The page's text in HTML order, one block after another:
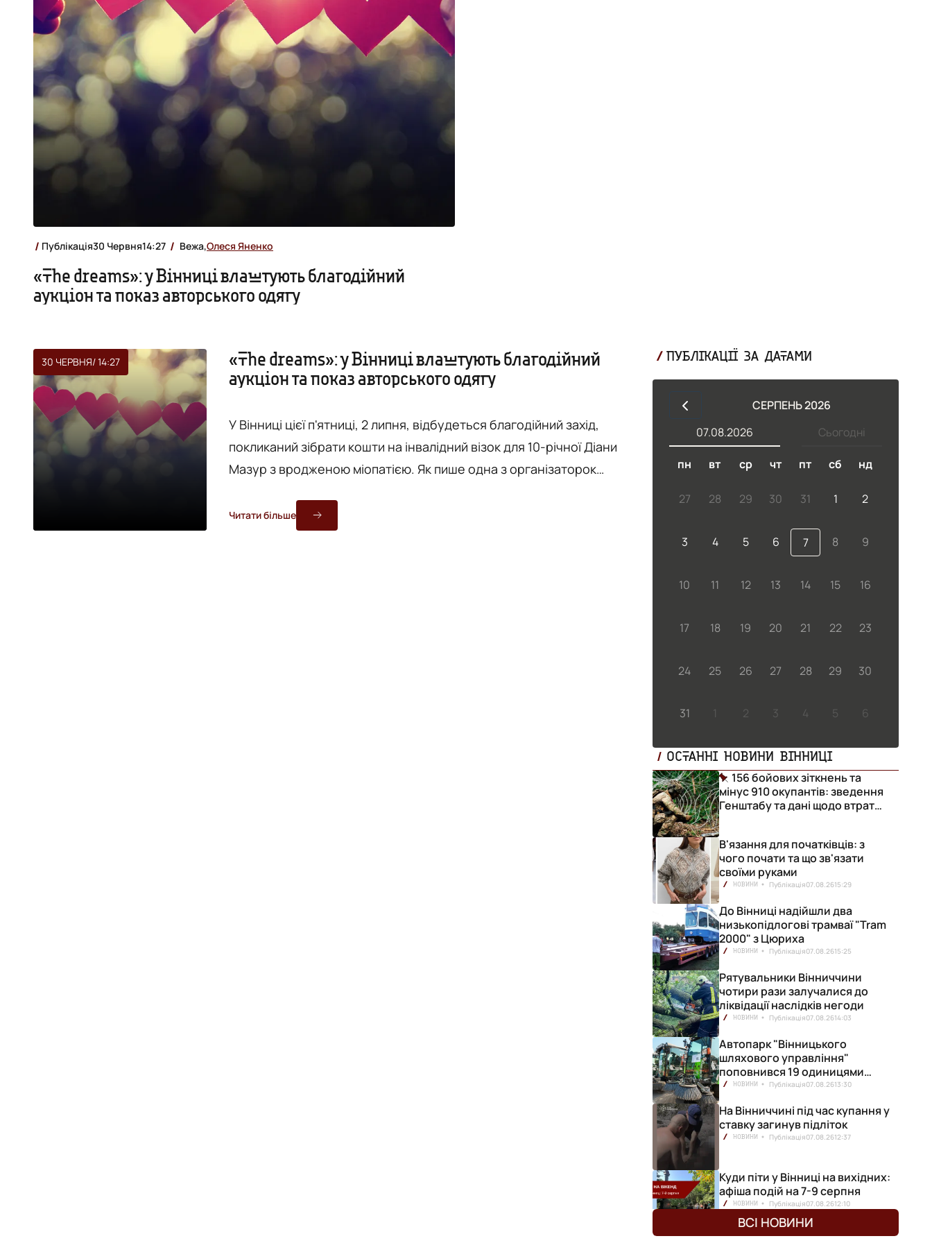
Публікація30 Червня14:27 Вежа,Олеся Яненко
«The dreams»: у Вінниці влаштують благодійний
аукціон та показ авторського одягу
30 ЧЕРВНЯ/ 14:27
«The dreams»: у Вінниці влаштують благодійний
аукціон та показ авторського одягу
У Вінниці цієї п'ятниці, 2 липня, відбудеться благодійний захід,
покликаний зібрати кошти на інвалідний візок для 10-річної Діани
Мазур з вродженою міопатією. Як пише одна з організаторок
авторського жіночого та дитячого одягу, шоу-балет та
благодійний аукціон. Захід організований спільно Альоною
Читати більше
ПУБЛІКАЦІЇ ЗА ДАТАМИ
СЕРПЕНЬ 2026
Сьогодні
07.08.2026
пн вт ср чт пт сб нд
27 28 29 30 31 1 2
3 4 5 6 7 8 9
10 11 12 13 14 15 16
17 18 19 20 21 22 23
24 25 26 27 28 29 30
31 1 2 3 4 5 6
ОСТАННІ НОВИНИ ВІННИЦІ
156 бойових зіткнень та
мінус 910 окупантів: зведення
Генштабу та дані щодо втрат
В'язання для початківців: з
чого почати та що зв'язати
своїми руками
НОВИНИ Публікація07.08.2615:29
До Вінниці надійшли два
низькопідлогові трамваї "Tram
2000" з Цюриха
НОВИНИ Публікація07.08.2615:25
Рятувальники Вінниччини
чотири рази залучалися до
ліквідації наслідків негоди
НОВИНИ Публікація07.08.2614:03
Автопарк "Вінницького
шляхового управління"
поповнився 19 одиницями
нової техніки
НОВИНИ Публікація07.08.2613:30
На Вінниччині під час купання у
ставку загинув підліток
НОВИНИ Публікація07.08.2612:37
Куди піти у Вінниці на вихідних:
афіша подій на 7-9 серпня
НОВИНИ Публікація07.08.2612:10
ВСІ НОВИНИ